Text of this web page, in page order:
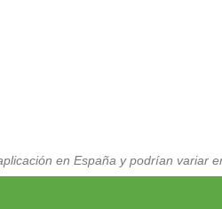
en España y podrían variar